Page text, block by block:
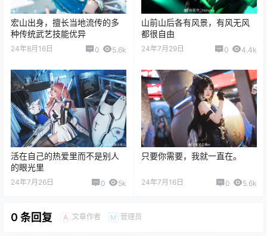
宏山出身，擅长当地流传的多
种传统武艺技能优异
24年8月16日 0 5.6k
山前山后各有风景，有风无风
都很自由
24年7月29日 0 4.4k
活在自己的热爱里而不是别人
的眼光里
24年7月26日 0 5k
只要你需要，我就一直在。
24年7月16日 0 5.6k
0 条回复 A 文章作者 M 管理员